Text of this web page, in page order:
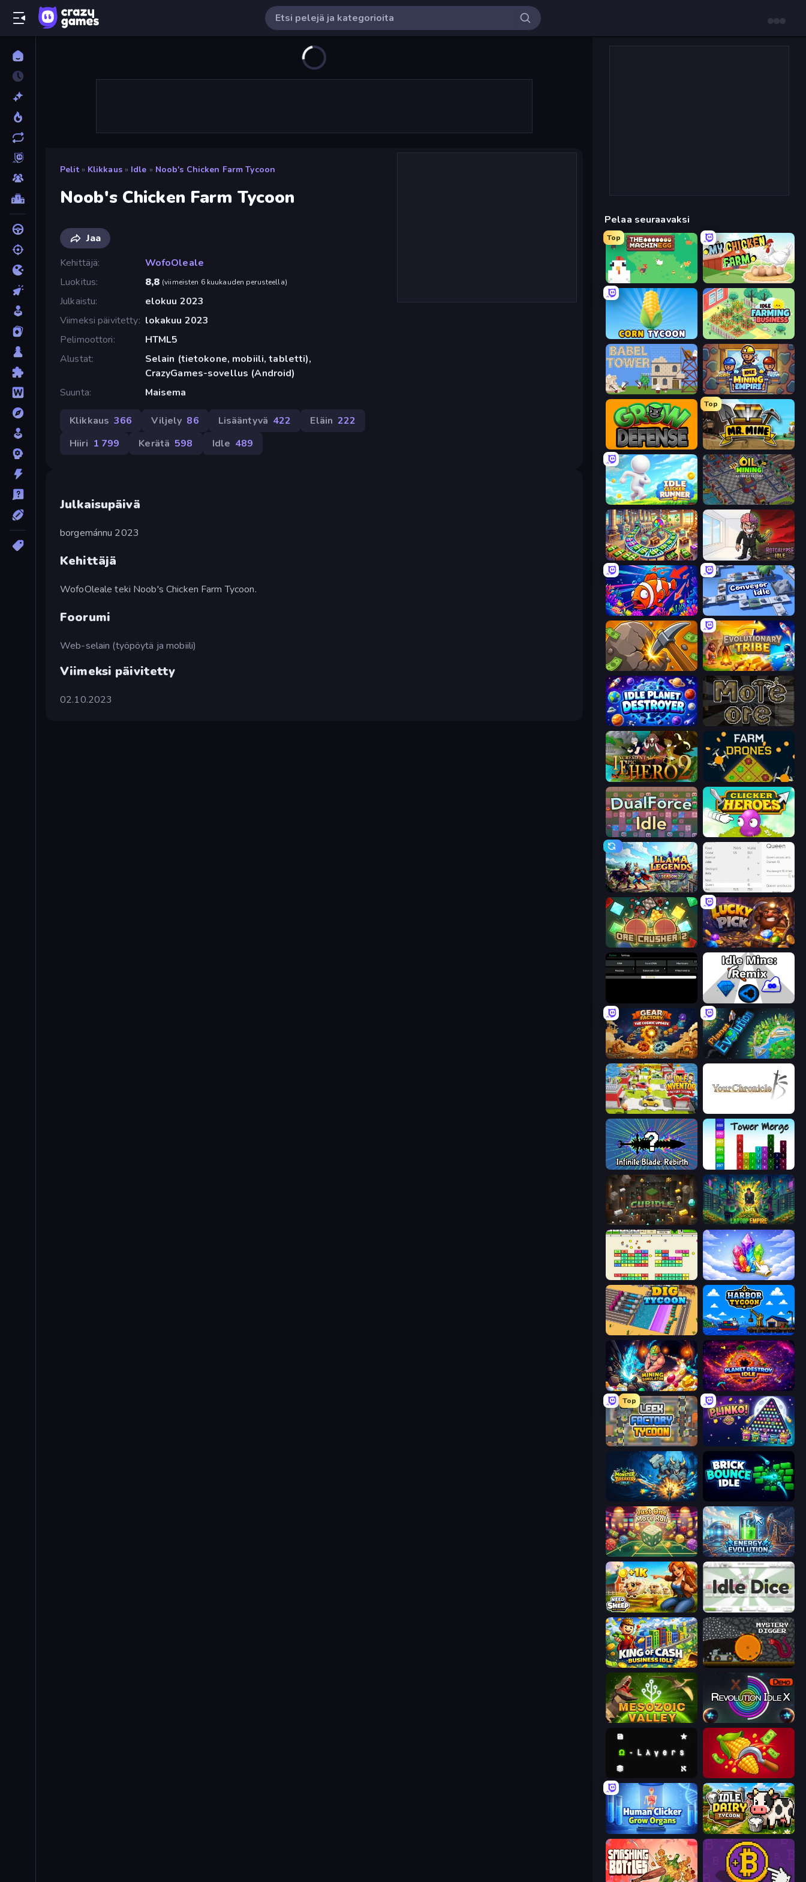
Pelit » Klikkaus » Idle » Noob's Chicken Farm Tycoon
Noob's Chicken Farm Tycoon
Jaa
Kehittäjä
WofoOleale
Luokitus
8,8 (viimeisten 6 kuukauden perusteella)
Julkaistu
elokuu 2023
Viimeksi päivitetty lokakuu 2023
Pelimoottori
HTML5
Alustat
Selain (tietokone, mobiili, tabletti),
CrazyGames-sovellus (Android)
Suunta
Maisema
Klikkaus 366 Viljely 86 Lisääntyvä 422 Eläin 222
Hiiri 1 799 Kerätä 598 Idle 489
Julkaisupäivä
borgemánnu 2023
Kehittäjä
WofoOleale teki Noob's Chicken Farm Tycoon.
Foorumi
Web-selain (työpöytä ja mobiili)
Viimeksi päivitetty
02.10.2023
Pelaa seuraavaksi
Top
The MachinEGG My Chicken Farm
Corn Tycoon Idle Farming Business
Babel Tower Idle Mining Empire
Grow Defense
Top
Mr. Mine
Idle Clicker Runner Oil Mining 3D: Petrol Factory
Money Factory: Tycoon Idle Game Rotcalypse: Idle Incremental
Fish Catch Idle Conveyor Idle
Mine Clicker Evolutionary Tribe
Idle Planet Destroyer More Ore
Incremental Epic Hero 2 Farm Drones
DualForce Idle Clicker Heroes
Llama Legends Idle Ants
OreCrusher 2 Lucky Pick
Idle Mine: Remix
Gear Factory Planet Evolution: Idle Clicker
Idle Inventor
Infinite Blade: Rebirth Tower Merge
Cubidle Laptop Empire
Idle Breakout Crystalia Idle Clicker
Dig Tycoon Harbor Tycoon
Mining Simulator Planet Destroy Idle
Top
Leek Factory Tycoon PLINKO!
Monster Breaker Idle Brick Bounce Idle
Just One More Roll Energy Evolution
Need for Sheep: Idle Clicker Idle Dice
King of Cash Business Idle Mystery Digger
Cell to Singularity: Mesozoic Valley Revolution Idle X
Omega Layers Farm-51: Secret Harvest
Human Clicker: Grow Organs Idle Dairy Tycoon